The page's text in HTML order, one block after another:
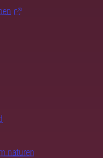
naturen